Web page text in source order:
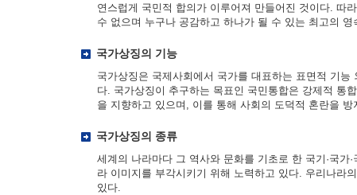
연스럽게 국민적 합의가 이루어져 만들어진 것이다. 따
수 없으며 누구나 공감하고 하나가 될 수 있는 최고의 영
국가상징의 기능
국가상징은 국제사회에서 국가를 대표하는 표면적 기
다. 국가상징이 추구하는 목표인 국민통합은 강제적 통
을 지향하고 있으며, 이를 통해 사회의 도덕적 혼란을
국가상징의 종류
세계의 나라마다 그 역사와 문화를 기초로 한 국기·국
라 이미지를 부각시키기 위해 노력하고 있다. 우리나라
있다.